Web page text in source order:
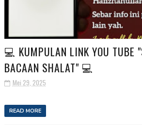
💻 KUMPULAN LINK YOU TUBE
BACAAN SHALAT" 💻
Mei 29, 2025
READ MORE